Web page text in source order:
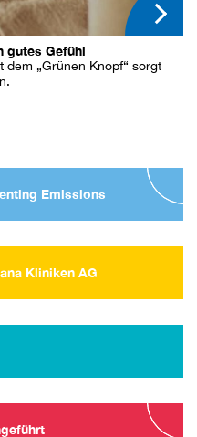
gutes Gefühl
dem „Grünen Knopf“ sorgt
Emissions
Kliniken AG